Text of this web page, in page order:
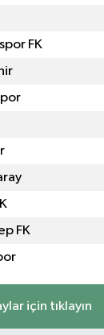
FK
FK
için tıklayın